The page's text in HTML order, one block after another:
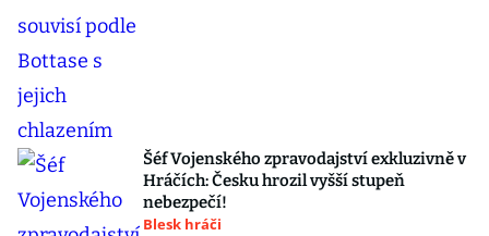
Šéf Vojenského zpravodajství exkluzivně v
Hráčích: Česku hrozil vyšší stupeň
nebezpečí!
Blesk hráči